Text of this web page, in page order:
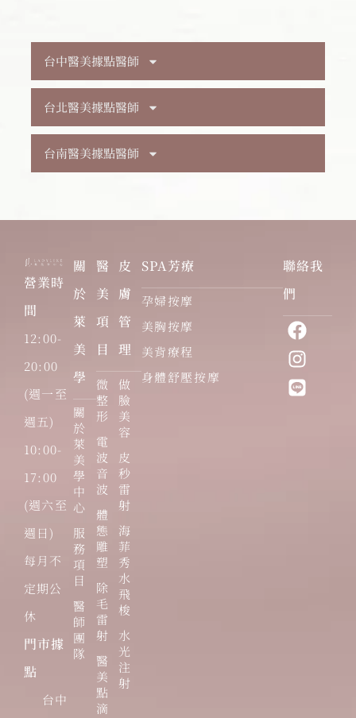
台中醫美據點醫師
台北醫美據點醫師
台南醫美據點醫師
營業時
間
12:00-
20:00
(週一至
週五)
10:00-
17:00
(週六至
週日)
每月不
定期公
休
門市據
點
台中
關
於
萊
美
學
關
於
萊
美
學
中
心
服
務
項
目
醫
師
團
隊
醫
美
項
目
微
整
形
電
波
音
波
體
態
雕
塑
除
毛
雷
射
醫
美
點
滴
皮
膚
管
理
做
臉
美
容
皮
秒
雷
射
海
菲
秀
水
飛
梭
水
光
注
射
SPA芳療
孕婦按摩
美胸按摩
美背療程
身體舒壓按摩
聯絡我
們